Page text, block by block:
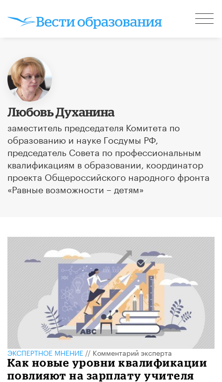
Любовь Духанина
заместитель председателя Комитета по
образованию и науке Госдумы РФ,
председатель Совета по профессиональным
квалификациям в образовании, координатор
проекта Общероссийского народного фронта
«Равные возможности – детям»
ЭКСПЕРТНОЕ МНЕНИЕ//Комментарий эксперта
Как новые уровни квалификации
повлияют на зарплату учителя